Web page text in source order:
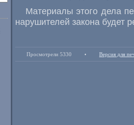
Материалы этого дела
нарушителей закона будет
Просмотрели 5330 • Версия для